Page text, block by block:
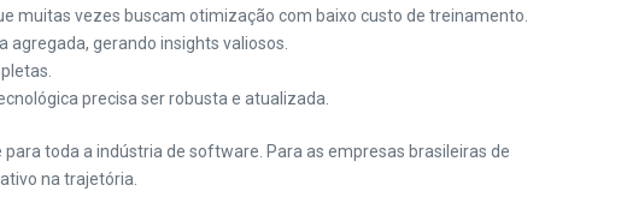
muitas vezes buscam otimização com baixo custo de treinamento.
gerando insights valiosos.
precisa ser robusta e atualizada.
toda a indústria de software. Para as empresas brasileiras de
na trajetória.